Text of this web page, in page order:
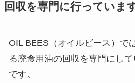
回収を専門に行っていま
OIL BEES（オイルビース）で
る廃食用油の回収を専門にし
です。